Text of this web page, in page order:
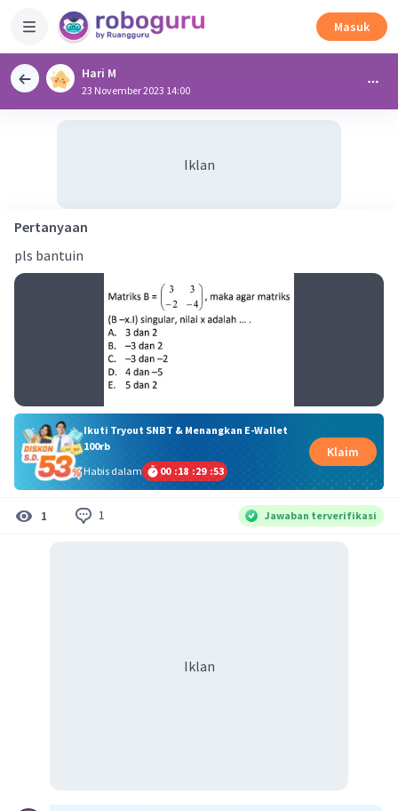
Masuk
Hari M
23 November 2023 14:00
Iklan
Pertanyaan
pls bantuin
Ikuti Tryout SNBT & Menangkan E-Wallet
100rb
Habis dalam
00 :18 :29 :52
Klaim
1 1 Jawaban terverifikasi
Iklan